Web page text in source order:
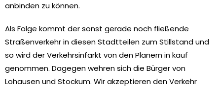
anbinden zu können.
Als Folge kommt der sonst gerade noch fließende
Straßenverkehr in diesen Stadtteilen zum Stillstand und
so wird der Verkehrsinfarkt von den Planern in kauf
genommen. Dagegen wehren sich die Bürger von
Lohausen und Stockum. Wir akzeptieren den Verkehr